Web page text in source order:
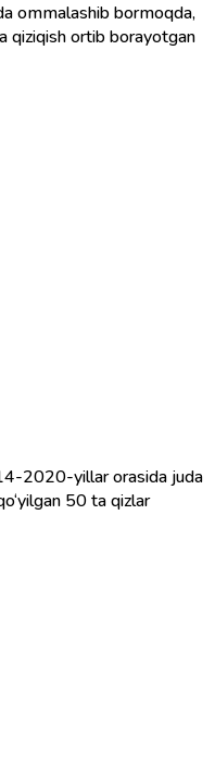
ommalashib bormoqda,
qiziqish ortib borayotgan
2020-yillar orasida juda
50 ta qizlar